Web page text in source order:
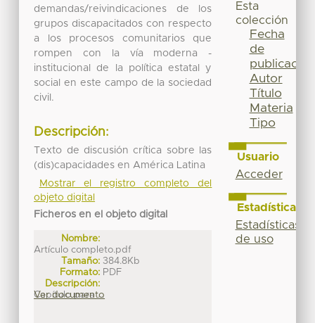
demandas/reivindicaciones de los
grupos discapacitados con respecto
a los procesos comunitarios que
rompen con la vía moderna -
institucional de la política estatal y
social en este campo de la sociedad
civil.
Descripción:
Texto de discusión crítica sobre las
(dis)capacidades en América Latina
Mostrar el registro completo del
objeto digital
Ficheros en el objeto digital
Nombre:
Artículo completo.pdf
Tamaño: 384.8Kb
Formato: PDF
Descripción:
Capítulo para ...
Ver documento
Esta
colección
Fecha
de
publicación
Autor
Título
Materia
Tipo
Usuario
Acceder
Estadísticas
Estadísticas
de uso